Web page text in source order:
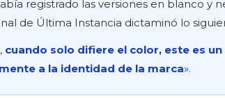
registrado las versiones en blanco y
de Última Instancia dictaminó lo
cuando solo difiere el color, este es
a la identidad de la marca».